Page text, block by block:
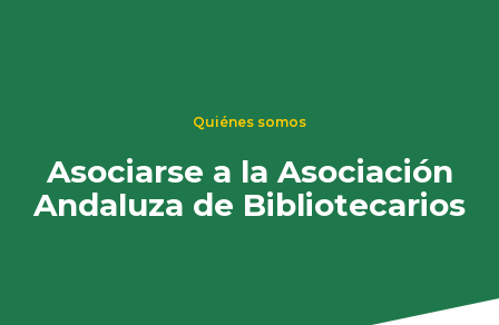
Quiénes somos
Asociarse a la Asociación
Andaluza de Bibliotecarios